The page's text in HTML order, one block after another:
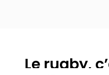
Le rugby,